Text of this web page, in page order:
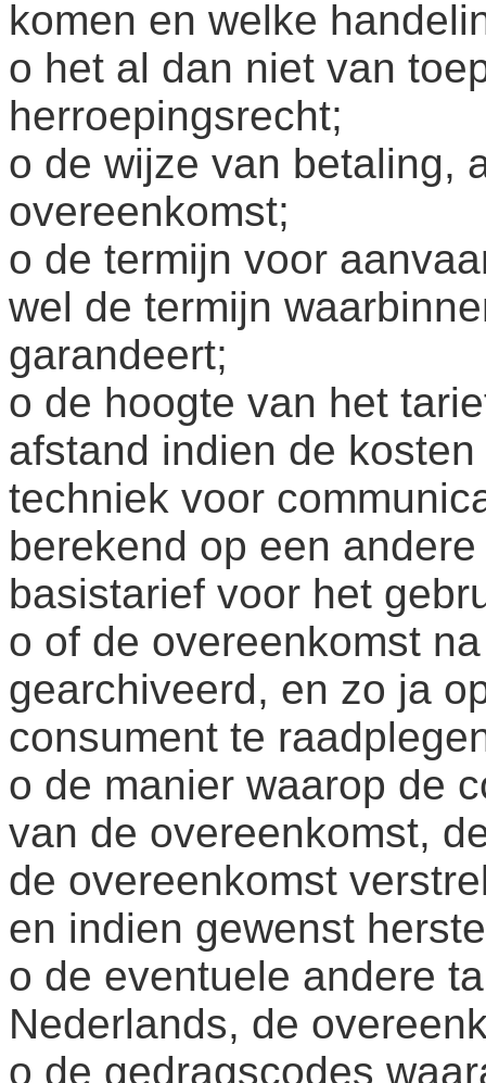
komen en welke
o het al dan niet van
herroepingsrecht;
o de wijze van betaling,
overeenkomst;
o de termijn voor
wel de termijn
garandeert;
o de hoogte van het
afstand indien de
techniek voor
berekend op een
basistarief voor het
o of de overeenkomst
gearchiveerd, en zo ja
consument te
o de manier waarop de
van de overeenkomst,
de overeenkomst
en indien gewenst
o de eventuele andere
Nederlands, de
o de gedragscodes